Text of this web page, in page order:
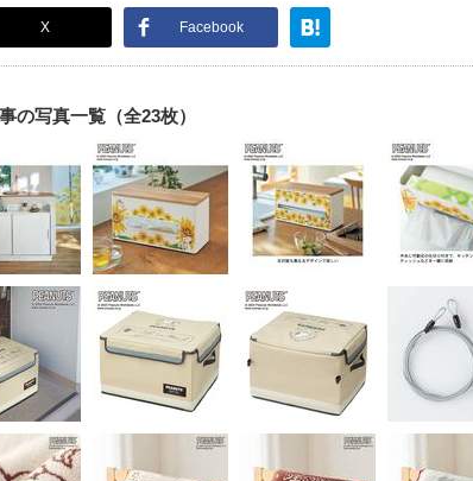
X Facebook
の写真一覧（全23枚）